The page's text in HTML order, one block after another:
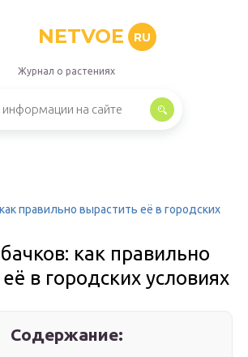
NETVOE RU
Журнал о растениях
правильно вырастить её в городских
как правильно
в городских условиях
Содержание: